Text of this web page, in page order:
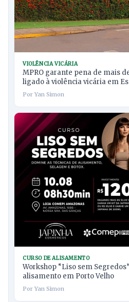
VIOLÊNCIA VICÁRIA
MPRO garante pena de mais
ligado à violência vicária em
Por Yan Simon
CURSO DE ALISAMENTO
Workshop “Liso sem
alisamento em Porto Velho
Por Yan Simon